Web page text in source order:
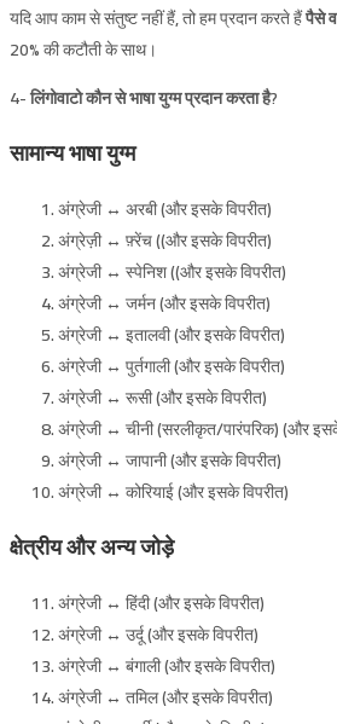
यदि आप काम से संतुष्ट नहीं हैं, तो हम प्रदान करते हैंपैसे
20% की कटौती के साथ।
4-लिंगोवाटो कौन से भाषा युग्म प्रदान करता है?
सामान्य भाषा युग्म
अंग्रेजी ↔ अरबी (और इसके विपरीत)
अंग्रेज़ी ↔ फ़्रेंच ((और इसके विपरीत)
अंग्रेजी ↔ स्पेनिश ((और इसके विपरीत)
अंग्रेजी ↔ जर्मन (और इसके विपरीत)
अंग्रेजी ↔ इतालवी (और इसके विपरीत)
अंग्रेजी ↔ पुर्तगाली (और इसके विपरीत)
अंग्रेजी ↔ रूसी (और इसके विपरीत)
अंग्रेजी ↔ चीनी (सरलीकृत/पारंपरिक) (और
अंग्रेजी ↔ जापानी (और इसके विपरीत)
अंग्रेजी ↔ कोरियाई (और इसके विपरीत)
क्षेत्रीय और अन्य जोड़े
अंग्रेजी ↔ हिंदी (और इसके विपरीत)
अंग्रेजी ↔ उर्दू (और इसके विपरीत)
अंग्रेजी ↔ बंगाली (और इसके विपरीत)
अंग्रेजी ↔ तमिल (और इसके विपरीत)